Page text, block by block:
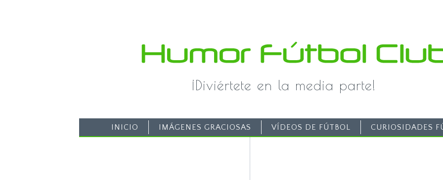
¡Diviértete en la media parte!
INICIO IMÁGENES GRACIOSAS VÍDEOS DE FÚTBOL CURIOSIDADES